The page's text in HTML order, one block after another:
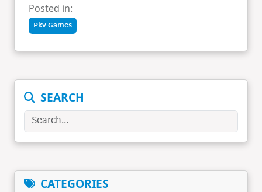
Posted in:
Pkv Games
SEARCH
Search
CATEGORIES